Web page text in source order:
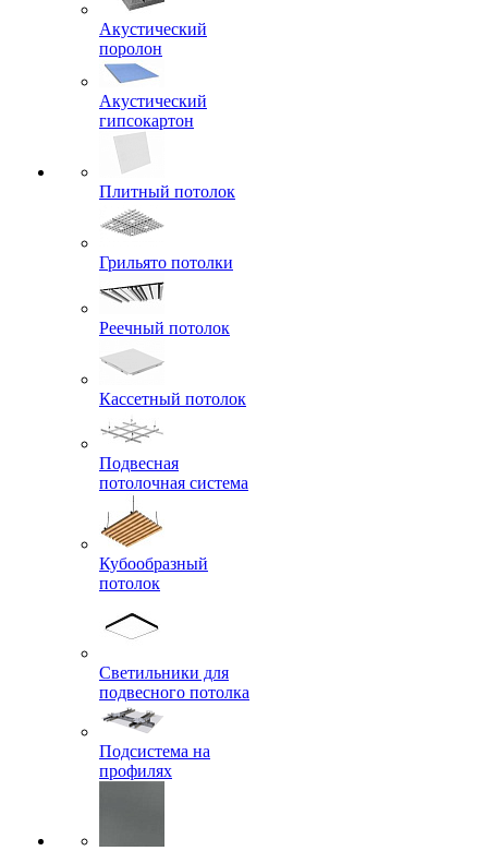
Акустический
поролон
Акустический
гипсокартон
Плитный потолок
Грильято потолки
Реечный потолок
Кассетный потолок
Подвесная
потолочная система
Кубообразный
потолок
Светильники для
подвесного потолка
Подсистема на
профилях